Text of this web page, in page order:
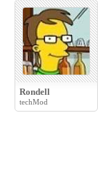
Rondell
techMod